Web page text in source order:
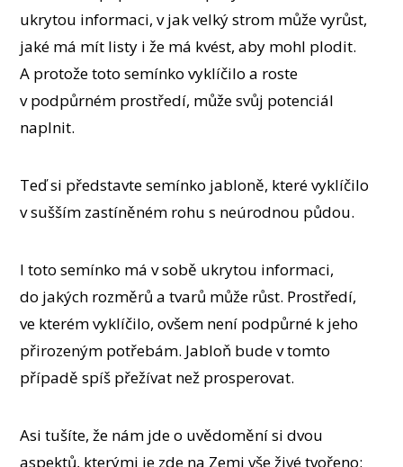
ukrytou informaci, v jak velký strom může vyrůst,
jaké má mít listy i že má kvést, aby mohl plodit.
A protože toto semínko vyklíčilo a roste
v podpůrném prostředí, může svůj potenciál
naplnit.
Teď si představte semínko jabloně, které vyklíčilo
v sušším zastíněném rohu s neúrodnou půdou.
I toto semínko má v sobě ukrytou informaci,
do jakých rozměrů a tvarů může růst. Prostředí,
ve kterém vyklíčilo, ovšem není podpůrné k jeho
přirozeným potřebám. Jabloň bude v tomto
případě spíš přežívat než prosperovat.
Asi tušíte, že nám jde o uvědomění si dvou
aspektů, kterými je zde na Zemi vše živé tvořeno: